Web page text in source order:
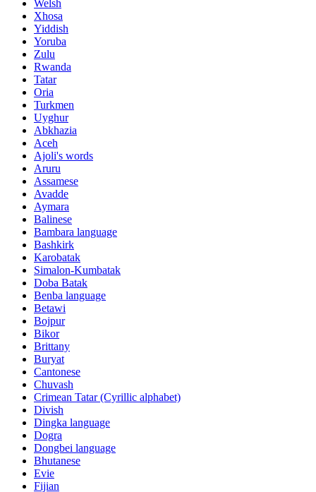
Welsh
Xhosa
Yiddish
Yoruba
Zulu
Rwanda
Tatar
Oria
Turkmen
Uyghur
Abkhazia
Aceh
Ajoli's words
Aruru
Assamese
Avadde
Aymara
Balinese
Bambara language
Bashkirk
Karobatak
Simalon-Kumbatak
Doba Batak
Benba language
Betawi
Bojpur
Bikor
Brittany
Buryat
Cantonese
Chuvash
Crimean Tatar (Cyrillic alphabet)
Divish
Dingka language
Dogra
Dongbei language
Bhutanese
Evie
Fijian